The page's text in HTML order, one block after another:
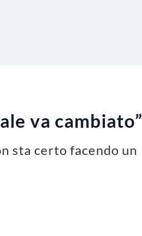
va cambiato”
sta certo facendo un